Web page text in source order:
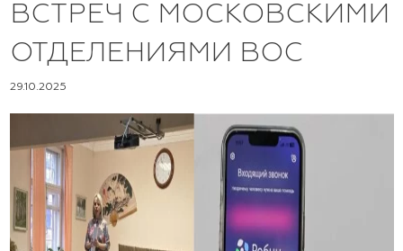
ВСТРЕЧ С МОСКОВСКИМИ
ОТДЕЛЕНИЯМИ ВОС
29.10.2025